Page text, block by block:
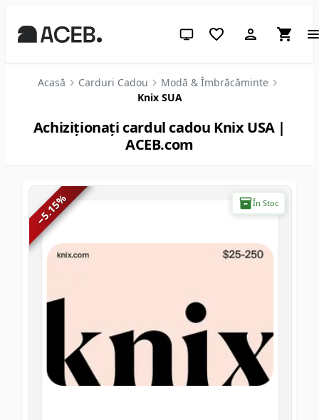
Temă sistem (apasă pentru
Acasă Carduri Cadou
Modă & Îmbrăcăminte
Knix SUA
Achiziționați cardul cadou Knix USA |
ACEB.com
În Stoc
−
5.15
%